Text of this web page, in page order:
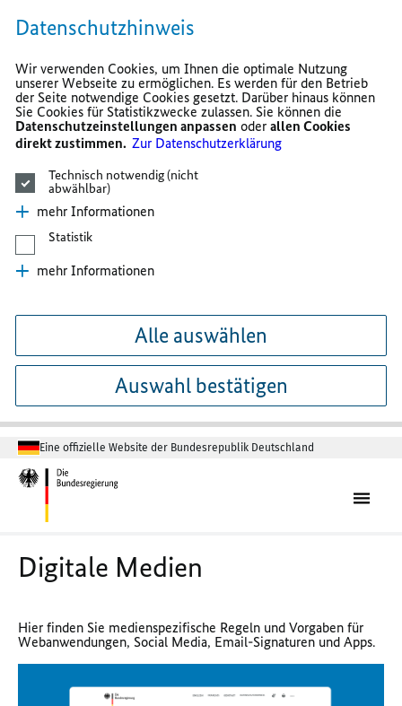
Datenschutzhinweis
Wir verwenden Cookies, um Ihnen die optimale Nutzung
unserer Webseite zu ermöglichen. Es werden für den Betrieb
der Seite notwendige Cookies gesetzt. Darüber hinaus können
Sie Cookies für Statistikzwecke zulassen. Sie können die
Datenschutzeinstellungen anpassen oderallen Cookies
direkt zustimmen.Zur Datenschutzerklärung
Technisch notwendig (nicht
abwählbar)
mehr Informationen
Statistik
mehr Informationen
Alle auswählen
Auswahl bestätigen
Eine offizielle Website der Bundesrepublik Deutschland
Digitale Medien
Hier finden Sie medienspezifische Regeln und Vorgaben für
Webanwendungen, Social Media, Email-Signaturen und Apps.